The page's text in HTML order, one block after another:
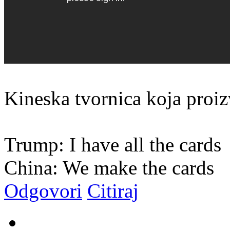
Kineska tvornica koja
Trump: I have all the cards
China: We make the cards
Odgovori Citiraj